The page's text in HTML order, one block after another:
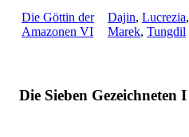
Die Göttin der
Amazonen VI
Dajin, Lucrezia,
Marek, Tungdil
Die Sieben Gezeichneten I